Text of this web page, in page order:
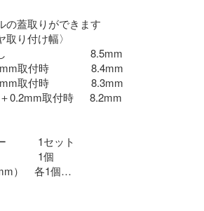
蓋取りができます
り付け幅〉
　　　　　　8.5mm
付時　　　　8.4mm
付時　　　　8.3mm
取付時　  8.2mm
　　　1セット
　　　1個
）　各1個